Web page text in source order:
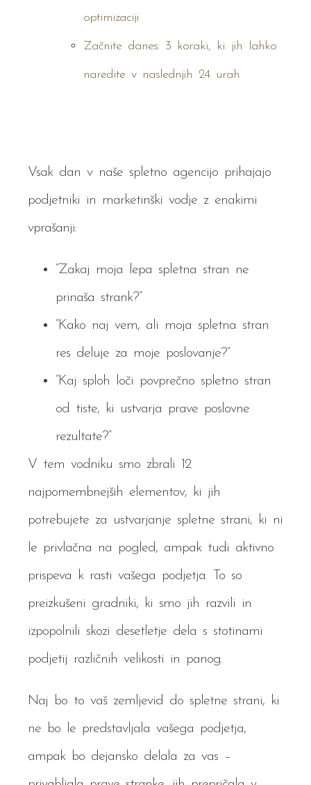
optimizaciji
Začnite danes: 3 koraki, ki jih lahko
naredite v naslednjih 24 urah
Vsak dan v naše spletno agencijo prihajajo
podjetniki in marketinški vodje z enakimi
vprašanji:
“Zakaj moja lepa spletna stran ne
prinaša strank?”
“Kako naj vem, ali moja spletna stran
res deluje za moje poslovanje?”
“Kaj sploh loči povprečno spletno stran
od tiste, ki ustvarja prave poslovne
rezultate?”
V tem vodniku smo zbrali 12
najpomembnejših elementov, ki jih
potrebujete za ustvarjanje spletne strani, ki ni
le privlačna na pogled, ampak tudi aktivno
prispeva k rasti vašega podjetja. To so
preizkušeni gradniki, ki smo jih razvili in
izpopolnili skozi desetletje dela s stotinami
podjetij različnih velikosti in panog.
Naj bo to vaš zemljevid do spletne strani, ki
ne bo le predstavljala vašega podjetja,
ampak bo dejansko delala za vas –